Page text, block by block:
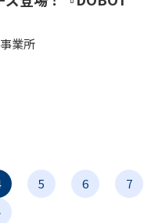
業所
5 6
7